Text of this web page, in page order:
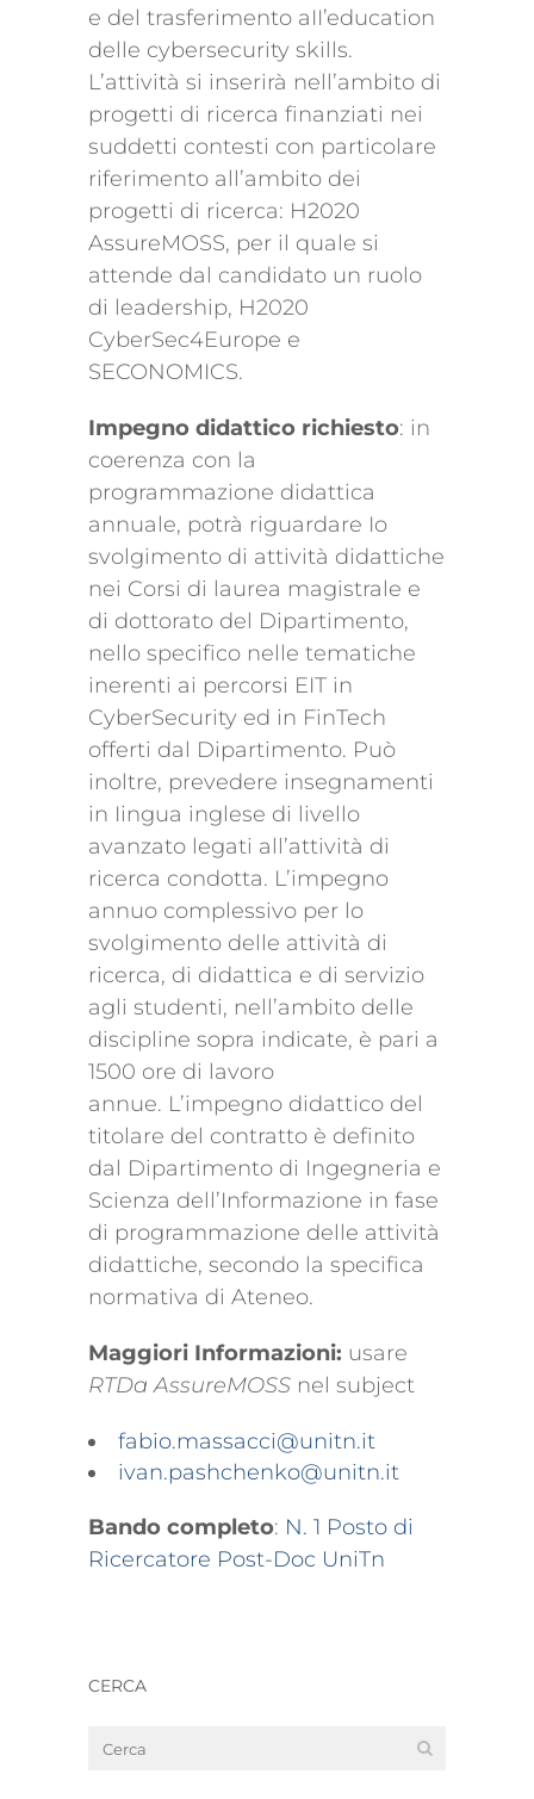
e del trasferimento aII’education
delle cybersecurity skills.
L’attività si inserirà nell’ambito di
progetti di ricerca finanziati nei
suddetti contesti con particolare
riferimento all’ambito dei
progetti di ricerca: H2020
AssureMOSS, per il quale si
attende dal candidato un ruolo
di leadership, H2020
CyberSec4Europe e
SECONOMICS.
Impegno didattico richiesto: in
coerenza con la
programmazione didattica
annuale, potrà riguardare Io
svolgimento di attività didattiche
nei Corsi di laurea magistrale e
di dottorato del Dipartimento,
nello specifico nelle tematiche
inerenti ai percorsi EIT in
CyberSecurity ed in FinTech
offerti dal Dipartimento. Può
inoltre, prevedere insegnamenti
in Iingua inglese di livello
avanzato legati all’attività di
ricerca condotta. L’impegno
annuo complessivo per lo
svolgimento delle attività di
ricerca, di didattica e di servizio
agli studenti, nell’ambito delle
discipline sopra indicate, è pari a
1500 ore di lavoro
annue. L’impegno didattico del
titolare del contratto è definito
dal Dipartimento di Ingegneria e
Scienza dell’Informazione in fase
di programmazione delle attività
didattiche, secondo la specifica
normativa di Ateneo.
Maggiori Informazioni: usare
RTDa AssureMOSS nel subject
fabio.massacci@unitn.it
ivan.pashchenko@unitn.it
Bando completo: N. 1 Posto di
Ricercatore Post-Doc UniTn
CERCA